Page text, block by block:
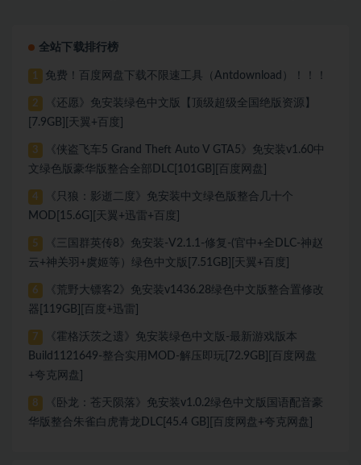
全站下载排行榜
1 免费！百度网盘下载不限速工具（Antdownload）！！！
2
《还愿》免安装绿色中文版【顶级超级全国绝版资源】
[7.9GB][天翼+百度]
3
《侠盗飞车5 Grand Theft Auto V GTA5》免安装v1.60中
文绿色版豪华版整合全部DLC[101GB][百度网盘]
4
《只狼：影逝二度》免安装中文绿色版整合几十个
MOD[15.6G][天翼+迅雷+百度]
5
《三国群英传8》免安装-V2.1.1-修复-(官中+全DLC-神赵
云+神关羽+虞姬等）绿色中文版[7.51GB][天翼+百度]
6
《荒野大镖客2》免安装v1436.28绿色中文版整合置修改
器[119GB][百度+迅雷]
7
《霍格沃茨之遗》免安装绿色中文版-最新游戏版本
Build1121649-整合实用MOD-解压即玩[72.9GB][百度网盘
+夸克网盘]
8
《卧龙：苍天陨落》免安装v1.0.2绿色中文版国语配音豪
华版整合朱雀白虎青龙DLC[45.4 GB][百度网盘+夸克网盘]